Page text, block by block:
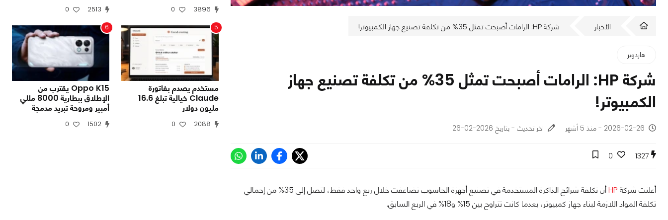
الأخبار شركة HP: الرامات أصبحت تمثل 35% من تكلفة تصنيع جهاز الكمبيوتر!
هاردوير
شركة HP: الرامات أصبحت تمثل 35% من تكلفة تصنيع جهاز
الكمبيوتر!
2026-02-26 - منذ 5 أشهر اخر تحديث - بتاريخ 2026-02-26
1327
0
أعلنت شركة HP
أن تكلفة شرائح الذاكرة المستخدمة في تصنيع أجهزة الحاسوب تضاعفت خلال ربع واحد فقط، لتصل إلى 35% من إجمالي
تكلفة المواد اللازمة لبناء جهاز كمبيوتر، بعدما كانت تتراوح بين 15% و18% في الربع السابق.
3896
0
2513
0
5
مستخدم يصدم بفاتورة
Claude خيالية تبلغ 16.6
مليون دولار
2088
0
6
Oppo K15 يقترب من
الإطلاق ببطارية 8000 مللي
أمبير ومروحة تبريد مدمجة
1502
0